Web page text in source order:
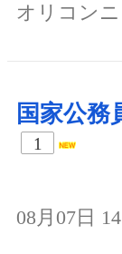
オリコン
国家公務
1
08月07日